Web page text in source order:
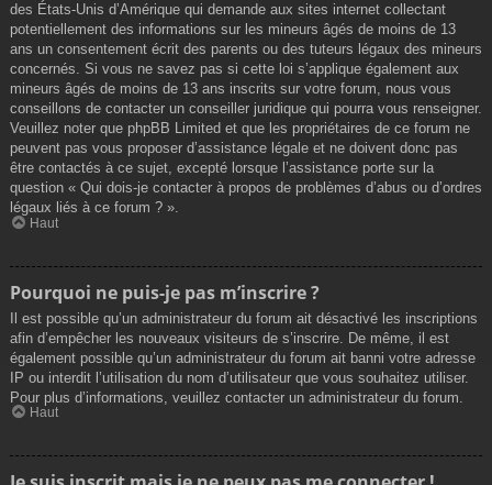
des États-Unis d’Amérique qui demande aux sites internet collectant
potentiellement des informations sur les mineurs âgés de moins de 13
ans un consentement écrit des parents ou des tuteurs légaux des mineurs
concernés. Si vous ne savez pas si cette loi s’applique également aux
mineurs âgés de moins de 13 ans inscrits sur votre forum, nous vous
conseillons de contacter un conseiller juridique qui pourra vous renseigner.
Veuillez noter que phpBB Limited et que les propriétaires de ce forum ne
peuvent pas vous proposer d’assistance légale et ne doivent donc pas
être contactés à ce sujet, excepté lorsque l’assistance porte sur la
question « Qui dois-je contacter à propos de problèmes d’abus ou d’ordres
légaux liés à ce forum ? ».
Haut
Pourquoi ne puis-je pas m’inscrire ?
Il est possible qu’un administrateur du forum ait désactivé les inscriptions
afin d’empêcher les nouveaux visiteurs de s’inscrire. De même, il est
également possible qu’un administrateur du forum ait banni votre adresse
IP ou interdit l’utilisation du nom d’utilisateur que vous souhaitez utiliser.
Pour plus d’informations, veuillez contacter un administrateur du forum.
Haut